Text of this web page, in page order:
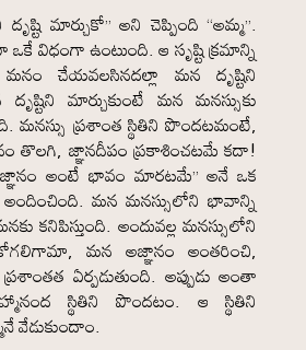
మార్చుకో” అని చెప్పింది “అమ్మ”.
ఒకే విధంగా ఉంటుంది. ఆ సృష్టి క్రమాన్ని
చేయవలసినదల్లా మన దృష్టిని
మార్చుకుంటే మన మనస్సుకు
మనస్సు ప్రశాంత స్థితిని పొందటమంటే,
తొలగి, జ్ఞానదీపం ప్రకాశించటమే కదా!
అంటే భావం మారటమే” అనే ఒక
అందించింది. మన మనస్సులోని భావాన్ని
కనిపిస్తుంది. అందువల్ల మనస్సులోని
మన అజ్ఞానం అంతరించి,
ఏర్పడుతుంది. అప్పుడు అంతా
స్థితిని పొందటం. ఆ స్థితిని
వేడుకుందాం.